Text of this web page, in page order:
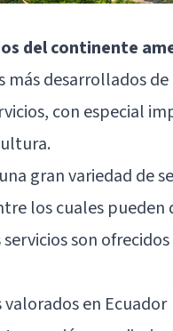
del continente
desarrollados
con especial
gran variedad de
los cuales pueden
son
en Ecuador